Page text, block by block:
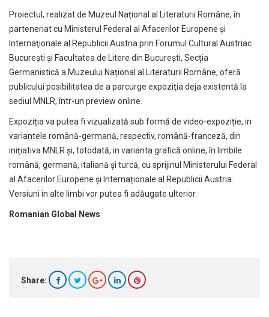
Proiectul, realizat de Muzeul Național al Literaturii Române, în
parteneriat cu Ministerul Federal al Afacerilor Europene şi
Internaţionale al Republicii Austria prin Forumul Cultural Austriac
București și Facultatea de Litere din București, Secția
Germanistică a Muzeului Național al Literaturii Române, oferă
publicului posibilitatea de a parcurge expoziţia deja existentă la
sediul MNLR, într-un preview online.
Expoziția va putea fi vizualizată sub formă de video-expoziție, in
variantele română-germană, respectiv, română-franceză, din
inițiativa MNLR și, totodată, in varianta grafică online, în limbile
română, germană, italiană şi turcă, cu sprijinul Ministerului Federal
al Afacerilor Europene şi Internaționale al Republicii Austria.
Versiuni in alte limbi vor putea fi adăugate ulterior.
Romanian Global News
Share: